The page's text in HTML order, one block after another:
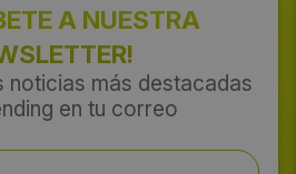
A NUESTRA
noticias más destacadas
en tu correo